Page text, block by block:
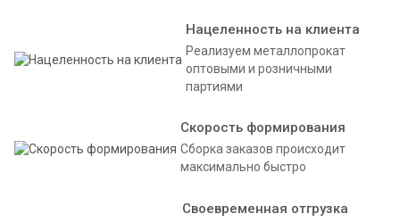
Нацеленность на клиента
Реализуем металлопрокат
оптовыми и розничными
партиями
Скорость формирования
Сборка заказов происходит
максимально быстро
Своевременная отгрузка